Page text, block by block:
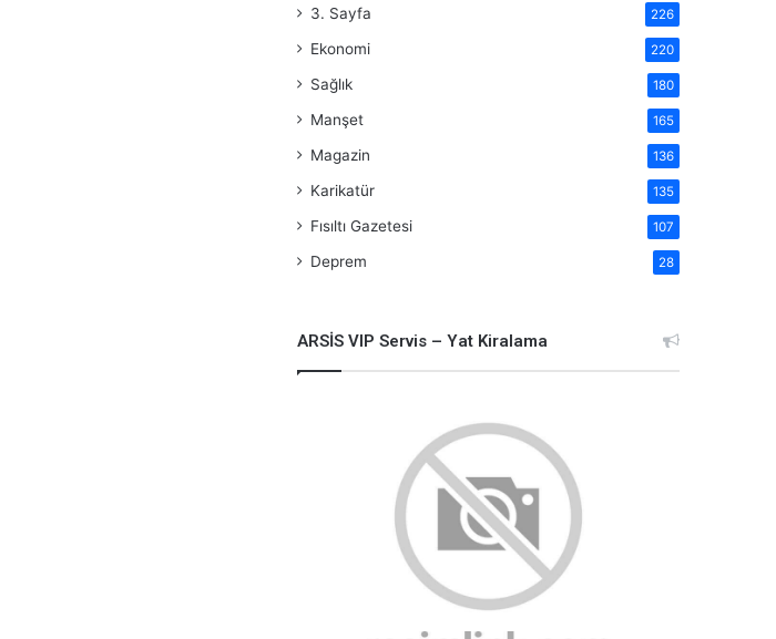
3. Sayfa 226
Ekonomi 220
Sağlık 180
Manşet 165
Magazin 136
Karikatür 135
Fısıltı Gazetesi 107
Deprem 28
ARSİS VIP Servis – Yat Kiralama